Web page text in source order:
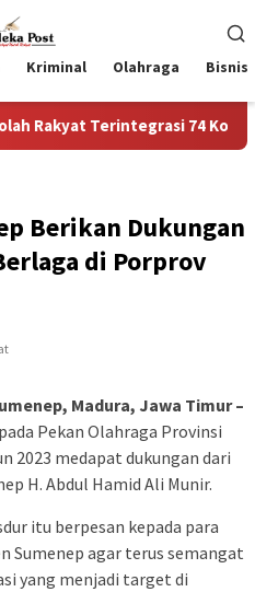
Kriminal Olahraga Bisnis
74 Kota Tual
Berikan Dukungan
di Porprov
Madura, Jawa Timur –
Pekan Olahraga Provinsi
2023 medapat dukungan dari
H. Abdul Hamid Ali Munir.
itu berpesan kepada para
agar terus semangat
yang menjadi target di